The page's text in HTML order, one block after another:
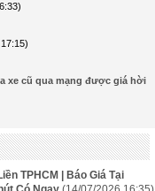
xe cũ qua mạng được giá hời
TPHCM | Báo Giá Tại